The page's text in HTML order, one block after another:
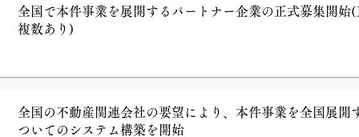
全国で本件事業を展開するパートナー企業の正式募集開始
複数あり)
全国の不動産関連会社の要望により、本件事業を全国展開
ついてのシステム構築を開始